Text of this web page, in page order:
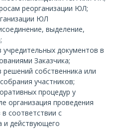
реорганизации ЮЛ;
ЮЛ
выделение,
учредительных документов в
Заказчика;
решений собственника или
участников;
процедур у
организация проведения
соответствии с
и действующего